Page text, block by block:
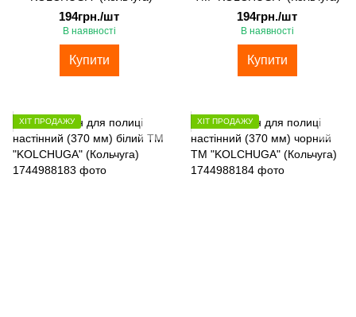
194грн./шт
В наявності
Купити
194грн./шт
В наявності
Купити
ХІТ ПРОДАЖУ ХІТ ПРОДАЖУ